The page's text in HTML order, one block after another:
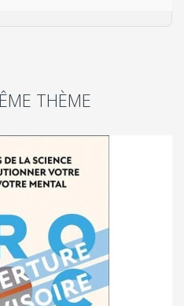
THÈME